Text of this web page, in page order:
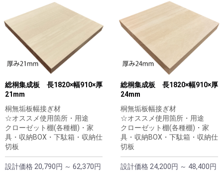
総桐集成板 長1820×幅910×厚
21mm
桐無垢板幅接ぎ材
☆オススメ使用箇所・用途
クローゼット棚(各種棚)・家
具・収納BOX・下駄箱・収納仕
切板
設計価格 20,790円 ～ 62,370円
総桐集成板 長1820×幅910×厚
24mm
桐無垢板幅接ぎ材
☆オススメ使用箇所・用途
クローゼット棚(各種棚)・家
具・収納BOX・下駄箱・収納仕
切板
設計価格 24,200円 ～ 48,400円